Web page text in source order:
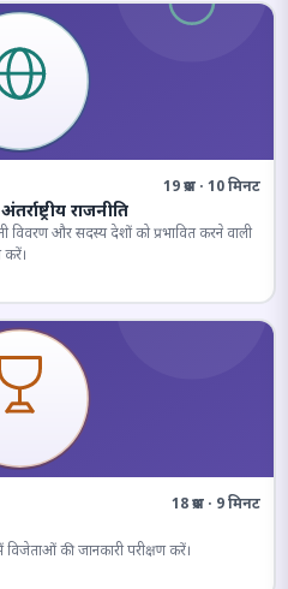
19 प्रश्न · 10 मिनट
राजनीति
विवरण और सदस्य देशों को प्रभावित करने वाली
करें।
18 प्रश्न · 9 मिनट
विजेताओं की जानकारी परीक्षण करें।